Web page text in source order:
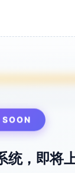
提供）
技感与礼品价值
统，即将